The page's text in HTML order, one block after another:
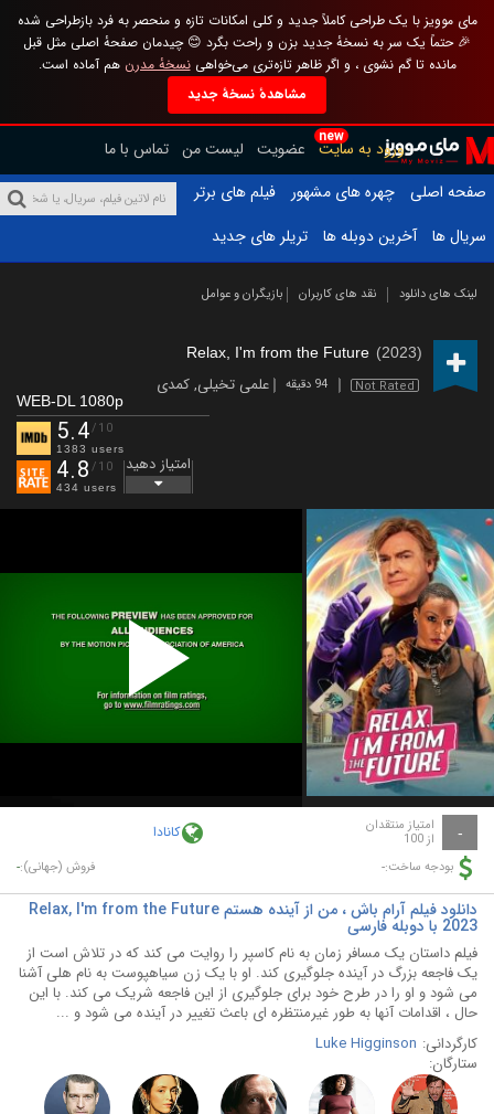
مای موویز با یک طراحی کاملاً جدید و کلی امکانات تازه و منحصر به فرد بازطراحی شده
🎉 حتماً یک سر به نسخهٔ جدید بزن و راحت بگرد 😊 چیدمان صفحهٔ اصلی مثل قبل
مانده تا گم نشوی ، و اگر ظاهر تازه‌تری می‌خواهینسخهٔ مدرن هم آماده است.
مشاهدهٔ نسخهٔ جدید
new
ورود به سایت عضویت لیست من تماس با ما
صفحه اصلی
چهره های مشهور
فیلم های برتر
سریال ها
آخرین دوبله ها تریلر های جدید
لینک های دانلود نقد های کاربران بازیگران و عوامل
Relax, I'm from the Future (2023)
Not Rated 94 دقیقه علمی تخیلی,کمدی
WEB-DL 1080p
5.4/10
1383 users
4.8 /10
434 users
امتیاز دهید
Play
Video
- امتیاز منتقدان
از 100 کانادا
بودجه ساخت:- فروش (جهانی):-
دانلود فیلم آرام باش ، من از آینده هستم Relax, I'm from the Future
2023 با دوبله فارسی
فیلم داستان یک مسافر زمان به نام کاسپر را روایت می کند که در تلاش است از
یک فاجعه بزرگ در آینده جلوگیری کند. او با یک زن سیاهپوست به نام هلی آشنا
می شود و او را در طرح خود برای جلوگیری از این فاجعه شریک می کند. با این
حال ، اقدامات آنها به طور غیرمنتظره ای باعث تغییر در آینده می شود و ...
کارگردانی: Luke Higginson
ستارگان: